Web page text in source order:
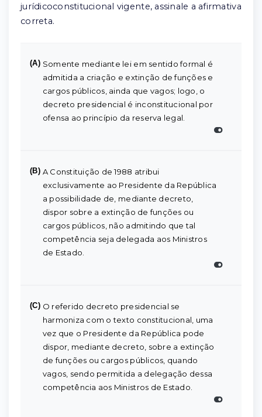
jurídicoconstitucional vigente, assinale a afirmativa
correta.
(A) Somente mediante lei em sentido formal é
admitida a criação e extinção de funções e
cargos públicos, ainda que vagos; logo, o
decreto presidencial é inconstitucional por
ofensa ao princípio da reserva legal.
(B) A Constituição de 1988 atribui
exclusivamente ao Presidente da República
a possibilidade de, mediante decreto,
dispor sobre a extinção de funções ou
cargos públicos, não admitindo que tal
competência seja delegada aos Ministros
de Estado.
(C) O referido decreto presidencial se
harmoniza com o texto constitucional, uma
vez que o Presidente da República pode
dispor, mediante decreto, sobre a extinção
de funções ou cargos públicos, quando
vagos, sendo permitida a delegação dessa
competência aos Ministros de Estado.